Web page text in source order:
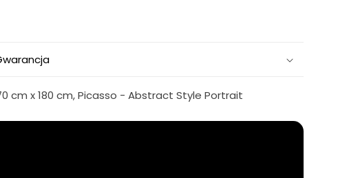
cm x 180 cm, Picasso - Abstract Style Portrait